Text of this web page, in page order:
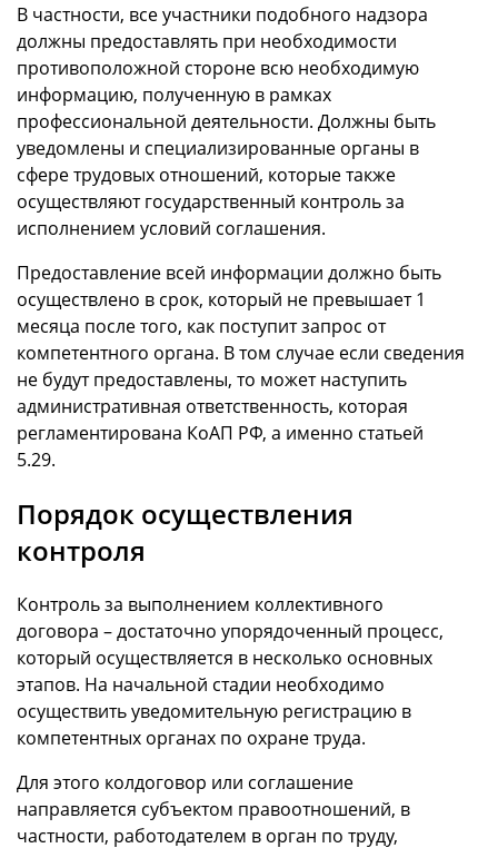
В частности, все участники подобного надзора
должны предоставлять при необходимости
противоположной стороне всю необходимую
информацию, полученную в рамках
профессиональной деятельности. Должны быть
уведомлены и специализированные органы в
сфере трудовых отношений, которые также
осуществляют государственный контроль за
исполнением условий соглашения.
Предоставление всей информации должно быть
осуществлено в срок, который не превышает 1
месяца после того, как поступит запрос от
компетентного органа. В том случае если сведения
не будут предоставлены, то может наступить
административная ответственность, которая
регламентирована КоАП РФ, а именно статьей
5.29.
Порядок осуществления
контроля
Контроль за выполнением коллективного
договора – достаточно упорядоченный процесс,
который осуществляется в несколько основных
этапов. На начальной стадии необходимо
осуществить уведомительную регистрацию в
компетентных органах по охране труда.
Для этого колдоговор или соглашение
направляется субъектом правоотношений, в
частности, работодателем в орган по труду,